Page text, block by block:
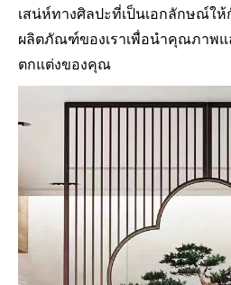
เสน่ห์ทางศิลปะที่เป็นเอกลักษณ์ใ
ผลิตภัณฑ์ของเราเพื่อนำคุณภาพ
ตกแต่งของคุณ